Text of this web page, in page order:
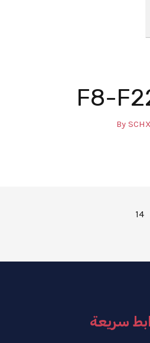
14
سريعة